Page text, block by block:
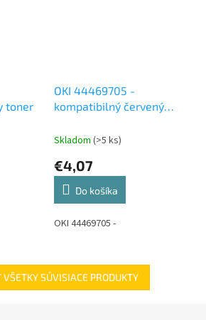
toner
OKI 44469705 -
kompatibilný červený
Skladom (>5 ks)
€4,07
Do košíka
OKI 44469705 -
SÚVISIACE PRODUKTY